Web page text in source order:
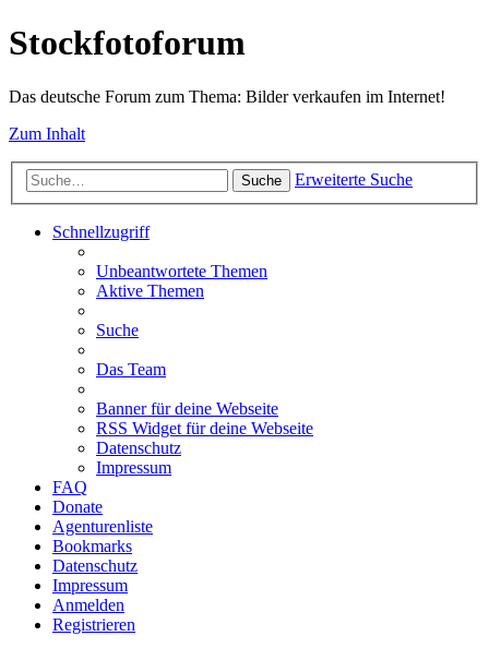
Stockfotoforum
Das deutsche Forum zum Thema: Bilder verkaufen im Internet!
Zum Inhalt
Suche Erweiterte Suche
Schnellzugriff
Unbeantwortete Themen
Aktive Themen
Suche
Das Team
Banner für deine Webseite
RSS Widget für deine Webseite
Datenschutz
Impressum
FAQ
Donate
Agenturenliste
Bookmarks
Datenschutz
Impressum
Anmelden
Registrieren